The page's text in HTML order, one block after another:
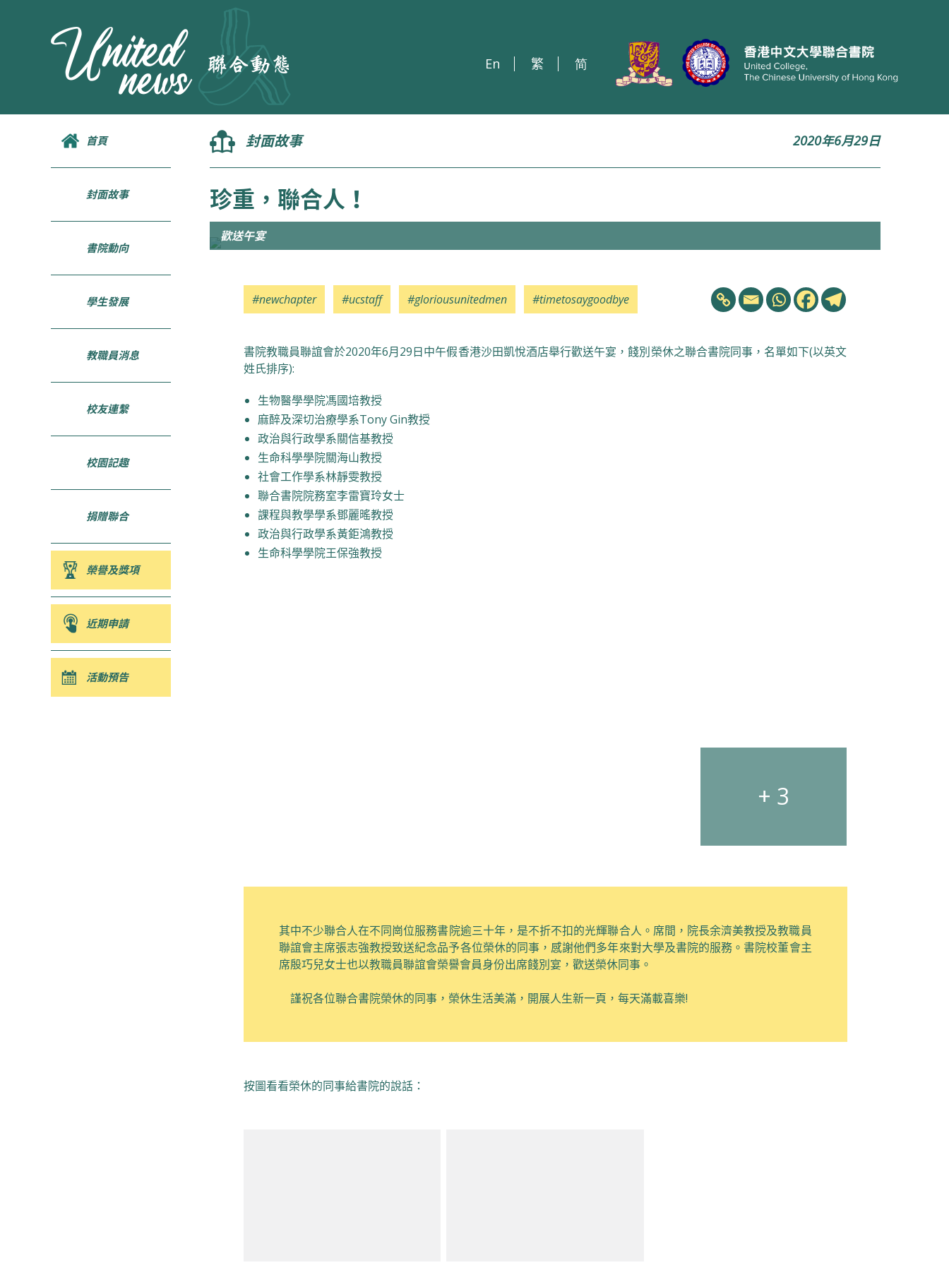
En 繁 简
首頁
封面故事
書院動向
學生發展
教職員消息
校友連繫
校園記趣
捐贈聯合
榮譽及獎項
近期申請
活動預告
封面故事 2020年6月29日
珍重，聯合人！
歡送午宴
#newchapter #ucstaff #gloriousunitedmen #timetosaygoodbye
書院教職員聯誼會於2020年6月29日中午假香港沙田凱悅酒店舉行歡送午宴，餞別榮休之聯合書院同事，名單如下(以英文
姓氏排序):
生物醫學學院馮國培教授
麻醉及深切治療學系Tony Gin教授
政治與行政學系關信基教授
生命科學學院關海山教授
社會工作學系林靜雯教授
聯合書院院務室李雷寶玲女士
課程與教學學系鄧麗暚教授
政治與行政學系黃鉅鴻教授
生命科學學院王保強教授
+ 3
其中不少聯合人在不同崗位服務書院逾三十年，是不折不扣的光輝聯合人。 席間， 院長余濟美教授及教職員
聯誼會主席張志強教授致送紀念品予各位榮休的同事 ，感謝他們多年來對大學及書院的服務 。 書院校董會主
席殷巧兒女士也以教職員聯誼會榮譽會員身份出席餞別宴 ，歡送榮休同事。
謹祝各位聯合書院榮休的同事， 榮休生活美滿， 開展人生新一頁，每天滿載喜樂!
按圖看看榮休的同事給書院的說話：